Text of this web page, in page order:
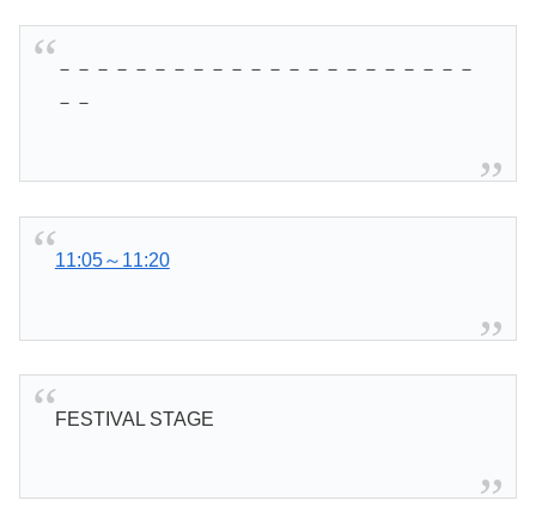
－－－－－－－－－－－－－－－－－－－－－－
－－
11:05～11:20
FESTIVAL STAGE